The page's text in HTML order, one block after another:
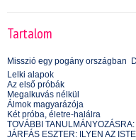
Tartalom
Misszió egy pogány országban 
Lelki alapok
Az első próbák
Megalkuvás nélkül
Álmok magyarázója
Két próba, életre-halálra
TOVÁBBI TANULMÁNYOZÁSRA:
JÁRFÁS ESZTER: ILYEN AZ